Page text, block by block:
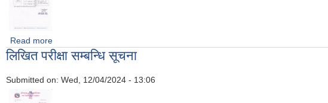
Read more
लिखित परीक्षा सम्बन्धि सूचना
Submitted on: Wed, 12/04/2024 - 13:06